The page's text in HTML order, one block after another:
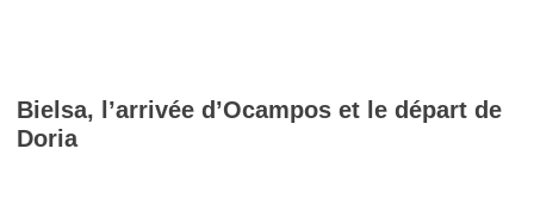
Bielsa, l’arrivée d’Ocampos et le départ de
Doria